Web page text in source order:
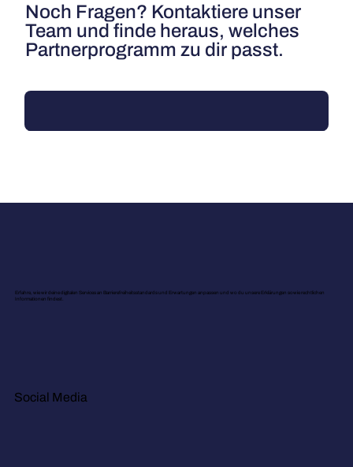
Noch Fragen? Kontaktiere unser
Team und finde heraus, welches
Partnerprogramm zu dir passt.
Erfahre, wie wir deine digitalen Services an Barrierefreiheitsstandards und Erwartungen anpassen und wo du unsere Erklärungen sowie rechtlichen
Informationen findest.
Social Media